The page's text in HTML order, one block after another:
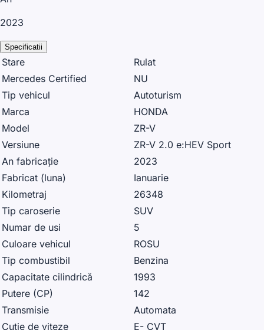
2023
Specificatii
Stare
Rulat
Mercedes Certified
NU
Tip vehicul
Autoturism
Marca
HONDA
Model
ZR-V
Versiune
ZR-V 2.0 e:HEV Sport
An fabricație
2023
Fabricat (luna)
Ianuarie
Kilometraj
26348
Tip caroserie
SUV
Numar de usi
5
Culoare vehicul
ROSU
Tip combustibil
Benzina
Capacitate cilindrică
1993
Putere (CP)
142
Transmisie
Automata
Cutie de viteze
E- CVT